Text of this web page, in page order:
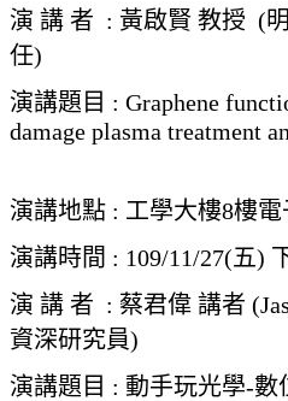
演 講 者 : 黃啟賢 教授 (
任)
演講題目 : Graphene
damage plasma treatment
演講地點 : 工學大樓8樓
演講時間 : 109/11/27(五)
演 講 者 : 蔡君偉 講者
資深研究員)
演講題目 : 動手玩光學-數